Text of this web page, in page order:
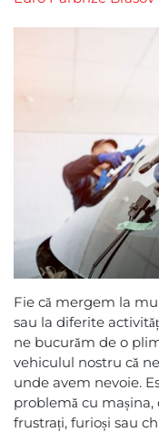
Fie că mergem la
sau la diferite
ne bucurăm de o
vehiculul nostru că
unde avem nevoie.
problemă cu mașina,
frustrați, furioși sau